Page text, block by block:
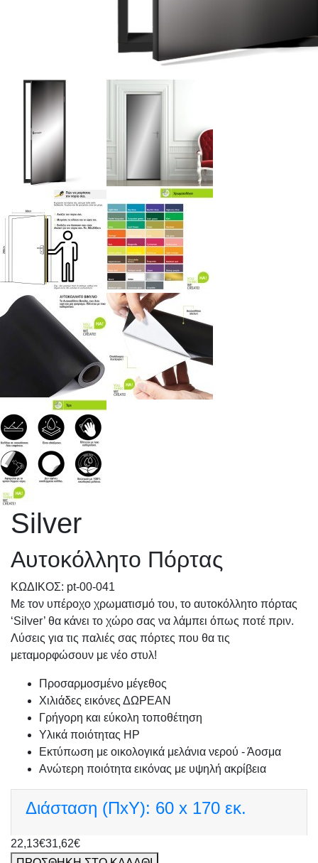
Silver
Αυτοκόλλητο Πόρτας
KΩΔΙΚΟΣ: pt-00-041
Με τον υπέροχο χρωματισμό του, το αυτοκόλλητο πόρτας
‘Silver’ θα κάνει το χώρο σας να λάμπει όπως ποτέ πριν.
Λύσεις για τις παλιές σας πόρτες που θα τις
μεταμορφώσουν με νέο στυλ!
Προσαρμοσμένo μέγεθος
Χιλιάδες εικόνες ΔΩΡΕΑΝ
Γρήγορη και εύκολη τοποθέτηση
Υλικά ποιότητας HP
Εκτύπωση με οικολογικά μελάνια νερού - Άοσμα
Ανώτερη ποιότητα εικόνας με υψηλή ακρίβεια
Διάσταση (ΠxΥ): 60 x 170 εκ.
22,13€31,62€